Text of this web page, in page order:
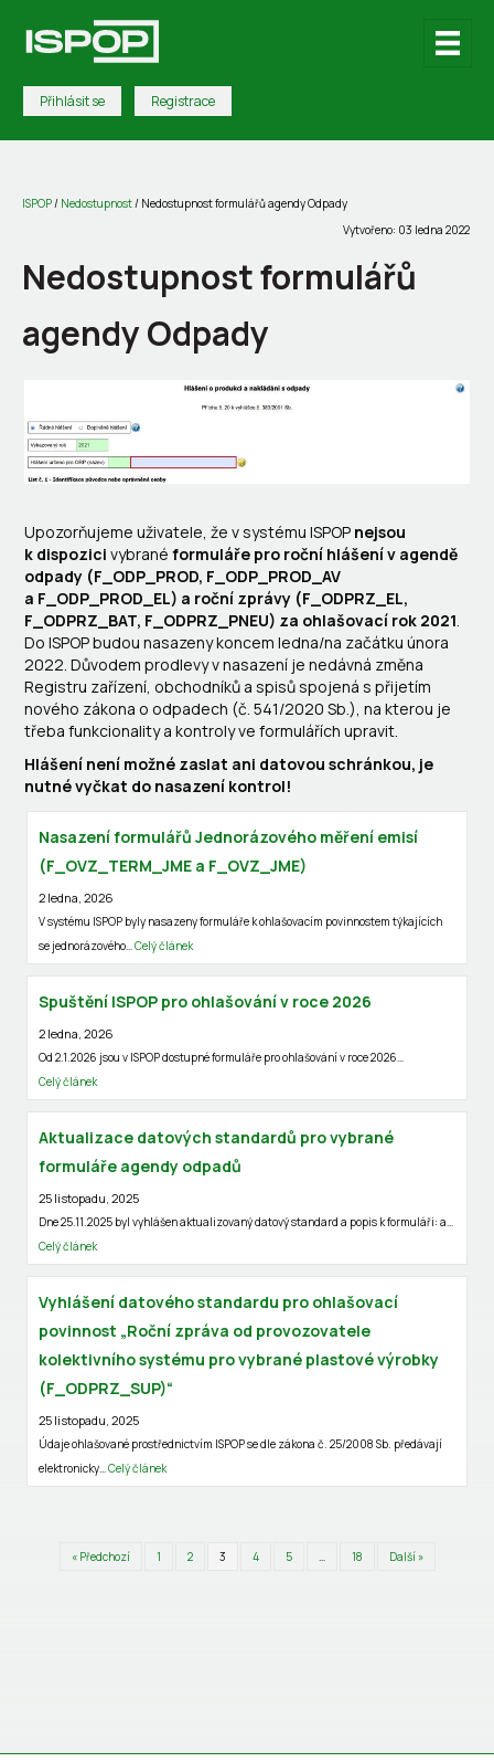
Přihlásit se Registrace
ISPOP/ Nedostupnost/ Nedostupnost formulářů agendy Odpady
Vytvořeno: 03 ledna 2022
Nedostupnost formulářů
agendy Odpady
Upozorňujeme uživatele, že v systému ISPOP nejsou
k dispozici vybrané formuláře pro roční hlášení v agendě
odpady (F_ODP_PROD, F_ODP_PROD_AV
a F_ODP_PROD_EL) a roční zprávy (F_ODPRZ_EL,
F_ODPRZ_BAT, F_ODPRZ_PNEU) za ohlašovací rok 2021
Do ISPOP budou nasazeny koncem ledna/na začátku února
2022. Důvodem prodlevy v nasazení je nedávná změna
Registru zařízení, obchodníků a spisů spojená s přijetím
nového zákona o odpadech (č. 541/2020 Sb.), na kterou je
třeba funkcionality a kontroly ve formulářích upravit.
Hlášení není možné zaslat ani datovou schránkou, je
nutné vyčkat do nasazení kontrol!
Nasazení formulářů Jednorázového měření emisí
(F_OVZ_TERM_JME a F_OVZ_JME)
2 ledna, 2026
V systému ISPOP byly nasazeny formuláře k ohlašovacím povinnostem týkajících
se jednorázového… Celý článek
Spuštění ISPOP pro ohlašování v roce 2026
2 ledna, 2026
Od 2.1.2026 jsou v ISPOP dostupné formuláře pro ohlašování v roce 2026…
Celý článek
Aktualizace datových standardů pro vybrané
formuláře agendy odpadů
25 listopadu, 2025
Dne 25.11.2025 byl vyhlášen aktualizovaný datový standard a popis k formuláři: a…
Celý článek
Vyhlášení datového standardu pro ohlašovací
povinnost „Roční zpráva od provozovatele
kolektivního systému pro vybrané plastové výrobky
(F_ODPRZ_SUP)“
25 listopadu, 2025
Údaje ohlašované prostřednictvím ISPOP se dle zákona č. 25/2008 Sb. předávají
elektronicky… Celý článek
« Předchozí 1 2 3 4 5 18 Další »